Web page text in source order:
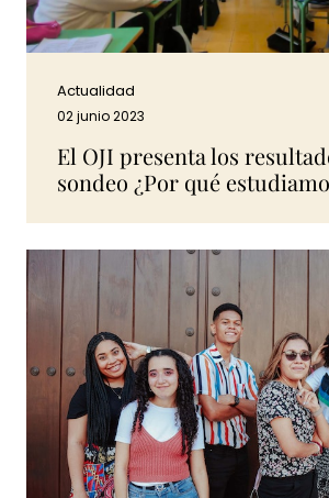
Actualidad
02 junio 2023
El OJI presenta los
sondeo ¿Por qué